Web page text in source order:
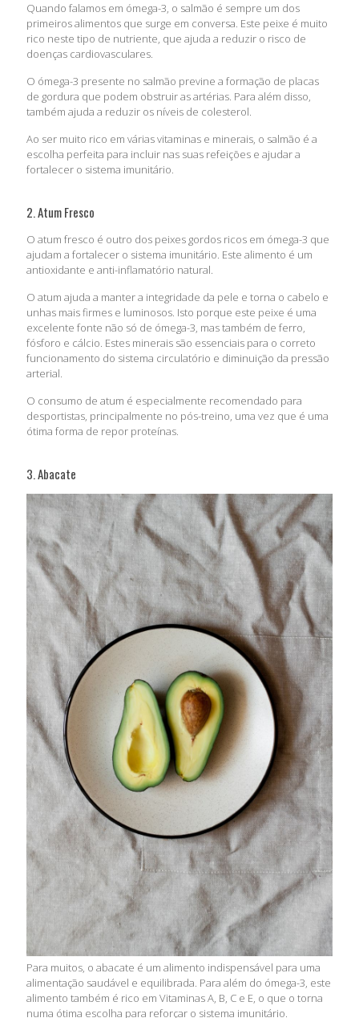
Quando falamos em ómega-3, o salmão é sempre um dos
primeiros alimentos que surge em conversa. Este peixe é muito
rico neste tipo de nutriente, que ajuda a reduzir o risco de
doenças cardiovasculares.
O ómega-3 presente no salmão previne a formação de placas
de gordura que podem obstruir as artérias. Para além disso,
também ajuda a reduzir os níveis de colesterol.
Ao ser muito rico em várias vitaminas e minerais, o salmão é a
escolha perfeita para incluir nas suas refeições e ajudar a
fortalecer o sistema imunitário.
2. Atum Fresco
O atum fresco é outro dos peixes gordos ricos em ómega-3 que
ajudam a fortalecer o sistema imunitário. Este alimento é um
antioxidante e anti-inflamatório natural.
O atum ajuda a manter a integridade da pele e torna o cabelo e
unhas mais firmes e luminosos. Isto porque este peixe é uma
excelente fonte não só de ómega-3, mas também de ferro,
fósforo e cálcio. Estes minerais são essenciais para o correto
funcionamento do sistema circulatório e diminuição da pressão
arterial.
O consumo de atum é especialmente recomendado para
desportistas, principalmente no pós-treino, uma vez que é uma
ótima forma de repor proteínas.
3. Abacate
Para muitos, o abacate é um alimento indispensável para uma
alimentação saudável e equilibrada. Para além do ómega-3, este
alimento também é rico em Vitaminas A, B, C e E, o que o torna
numa ótima escolha para reforçar o sistema imunitário.